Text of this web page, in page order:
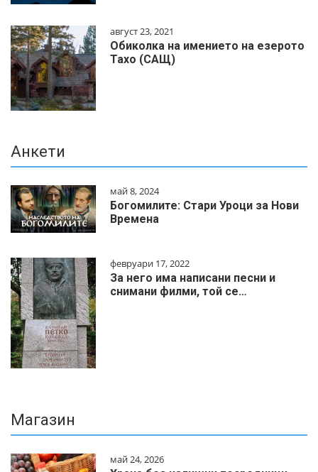
август 23, 2021
Обиколка на имението на езерото
Тахо (САЩ)
Анкети
май 8, 2024
Богомилите: Стари Уроци за Нови
Времена
февруари 17, 2022
За него има написани песни и
снимани филми, той се…
Магазин
май 24, 2026